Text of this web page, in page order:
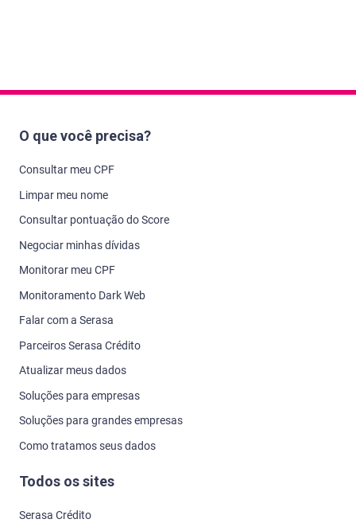
O que você precisa?
Consultar meu CPF
Limpar meu nome
Consultar pontuação do Score
Negociar minhas dívidas
Monitorar meu CPF
Monitoramento Dark Web
Falar com a Serasa
Parceiros Serasa Crédito
Atualizar meus dados
Soluções para empresas
Soluções para grandes empresas
Como tratamos seus dados
Todos os sites
Serasa Crédito